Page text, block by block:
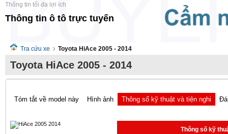
Thông tin tối đa lợi ích
Thông tin ô tô trực tuyến
Tra cứu xe Toyota HiAce 2005 - 2014
Toyota HiAce 2005 - 2014
Tóm tắt về model này Hình ảnh Thông số kỹ thuật và tiện nghi
Thông số kỹ